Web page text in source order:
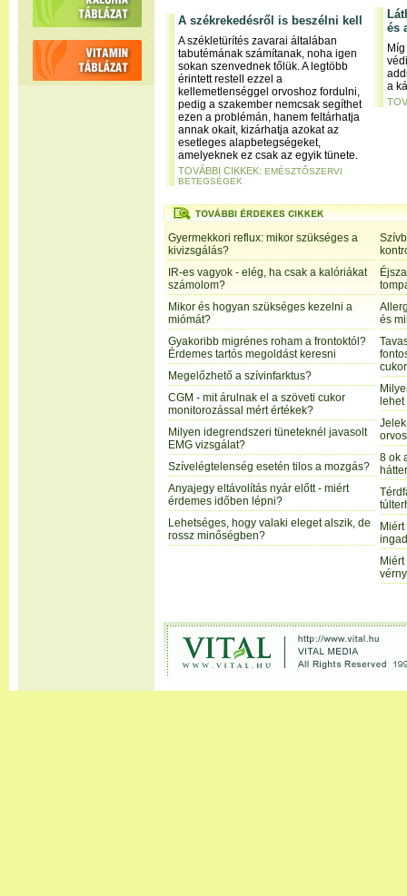
A székrekedésről is beszélni kell
A székletürítés zavarai általában
tabutémának számítanak, noha igen
sokan szenvednek tőlük. A legtöbb
érintett restell ezzel a
kellemetlenséggel orvoshoz fordulni,
pedig a szakember nemcsak segíthet
ezen a problémán, hanem feltárhatja
annak okait, kizárhatja azokat az
esetleges alapbetegségeket,
amelyeknek ez csak az egyik tünete.
TOVÁBBI CIKKEK: EMÉSZTŐSZERVI
BETEGSÉGEK
és
a
Gyermekkori reflux: mikor szükséges a
kivizsgálás?
IR-es vagyok - elég, ha csak a kalóriákat
számolom?
Mikor és hogyan szükséges kezelni a
miómát?
Gyakoribb migrénes roham a frontoktól?
Érdemes tartós megoldást keresni
Megelőzhető a szívinfarktus?
CGM - mit árulnak el a szöveti cukor
monitorozással mért értékek?
Milyen idegrendszeri tüneteknél javasolt
EMG vizsgálat?
Szívelégtelenség esetén tilos a mozgás?
Anyajegy eltávolítás nyár előtt - miért
érdemes időben lépni?
Lehetséges, hogy valaki eleget alszik, de
rossz minőségben?
és
8 ok